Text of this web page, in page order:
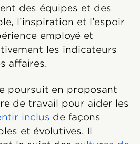
des équipes et des
l’inspiration et l’espoir
employé et
les indicateurs
affaires.
poursuit en proposant
de travail pour aider les
inclus de façons
et évolutives. Il